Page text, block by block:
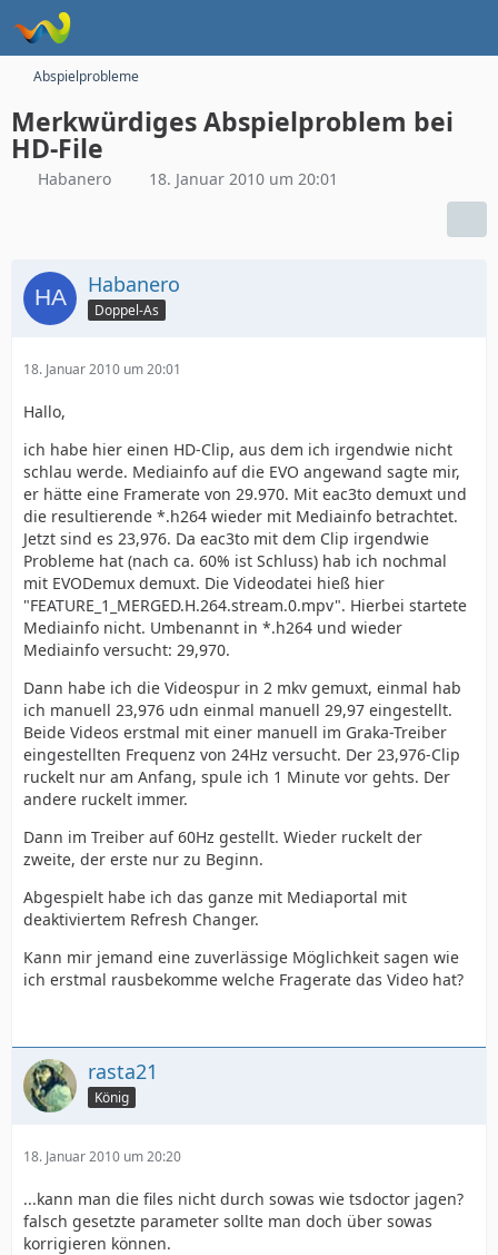
Abspielprobleme
Merkwürdiges Abspielproblem bei
HD-File
Habanero 18. Januar 2010 um 20:01
Habanero
Doppel-As
18. Januar 2010 um 20:01
Hallo,
ich habe hier einen HD-Clip, aus dem ich irgendwie nicht
schlau werde. Mediainfo auf die EVO angewand sagte mir,
er hätte eine Framerate von 29.970. Mit eac3to demuxt und
die resultierende *.h264 wieder mit Mediainfo betrachtet.
Jetzt sind es 23,976. Da eac3to mit dem Clip irgendwie
Probleme hat (nach ca. 60% ist Schluss) hab ich nochmal
mit EVODemux demuxt. Die Videodatei hieß hier
"FEATURE_1_MERGED.H.264.stream.0.mpv". Hierbei startete
Mediainfo nicht. Umbenannt in *.h264 und wieder
Mediainfo versucht: 29,970.
Dann habe ich die Videospur in 2 mkv gemuxt, einmal hab
ich manuell 23,976 udn einmal manuell 29,97 eingestellt.
Beide Videos erstmal mit einer manuell im Graka-Treiber
eingestellten Frequenz von 24Hz versucht. Der 23,976-Clip
ruckelt nur am Anfang, spule ich 1 Minute vor gehts. Der
andere ruckelt immer.
Dann im Treiber auf 60Hz gestellt. Wieder ruckelt der
zweite, der erste nur zu Beginn.
Abgespielt habe ich das ganze mit Mediaportal mit
deaktiviertem Refresh Changer.
Kann mir jemand eine zuverlässige Möglichkeit sagen wie
ich erstmal rausbekomme welche Fragerate das Video hat?
rasta21
König
18. Januar 2010 um 20:20
...kann man die files nicht durch sowas wie tsdoctor jagen?
falsch gesetzte parameter sollte man doch über sowas
korrigieren können.